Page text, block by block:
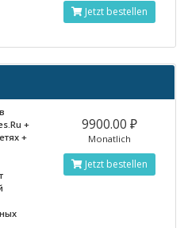
Jetzt bestellen
+
+
9900.00 ₽
Monatlich
Jetzt bestellen